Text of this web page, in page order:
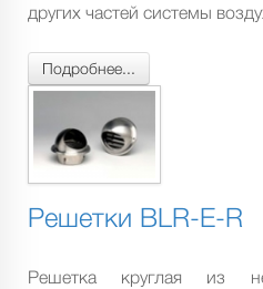
других частей системы
Подробнее...
Решетки BLR-E-R
Решетка круглая из